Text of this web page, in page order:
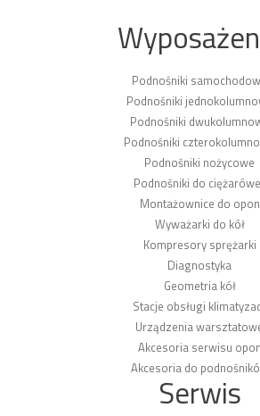
Podnośniki
Podnośniki
Podnośniki
Podnośniki
Podnośniki nożycowe
Podnośniki do
Montażownice do opon
Wyważarki do kół
Kompresory sprężarki
Diagnostyka
Geometria kół
Stacje obsługi
Urządzenia
Akcesoria serwisu opon
Akcesoria do
Serwis